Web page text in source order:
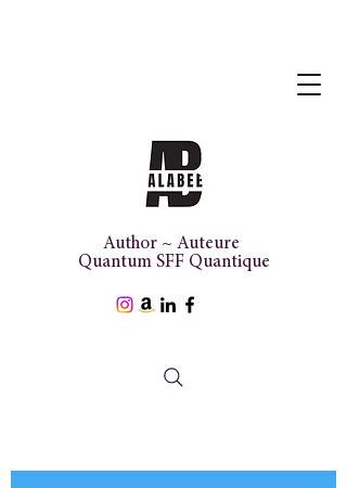
Author ~ Auteure
Quantum SFF Quantique